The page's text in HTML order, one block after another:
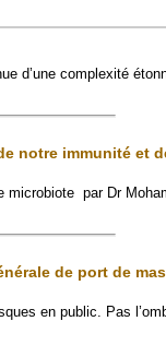
d’une complexité
notre immunité et
microbiote par Dr
de port de
en public. Pas